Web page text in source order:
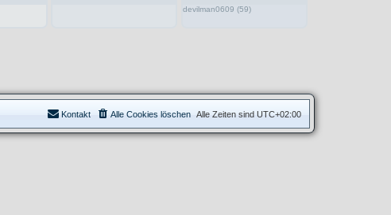
devilman0609 (59)
Alle Zeiten sind UTC+02:00
Alle Cookies löschen
Kontakt